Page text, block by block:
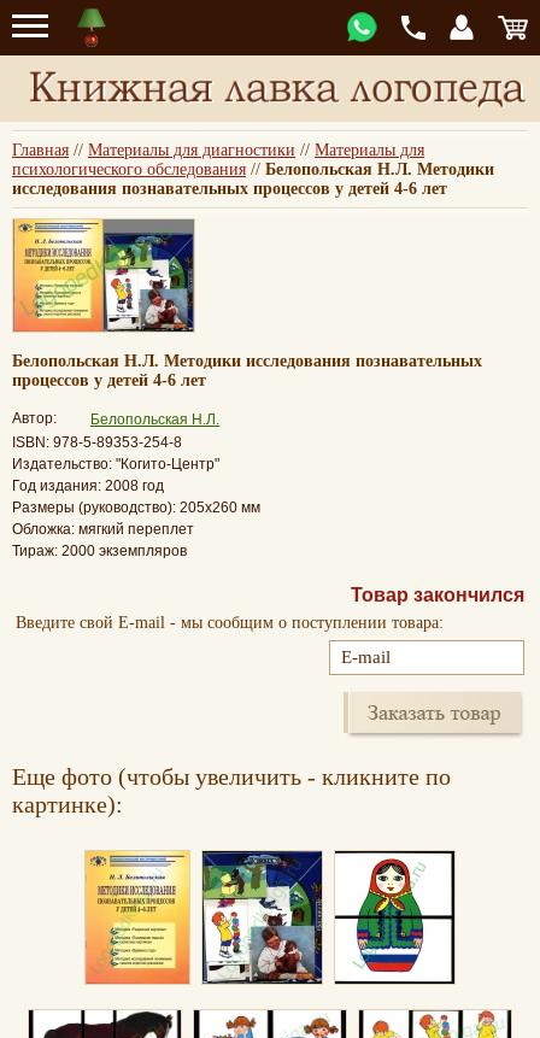
Главная // Материалы для диагностики // Материалы для
психологического обследования // Белопольская Н.Л. Методики
исследования познавательных процессов у детей 4-6 лет
Белопольская Н.Л. Методики исследования познавательных
процессов у детей 4-6 лет
Автор:
Белопольская Н.Л.
ISBN: 978-5-89353-254-8
Издательство: "Когито-Центр"
Год издания: 2008 год
Размеры (руководство): 205х260 мм
Обложка: мягкий переплет
Тираж: 2000 экземпляров
Товар закончился
Введите свой E-mail - мы сообщим о поступлении товара:
Еще фото (чтобы увеличить - кликните по
картинке):